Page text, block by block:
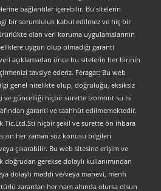
bağlantılar içerebilir. Bu sitelerin
bir sorumluluk kabul edilmez ve hiç bir
olan veri koruma uygulamalarının
uygun olup olmadığı garanti
açıklamadan önce bu sitelerin her birinin
tavsiye ederiz. Feragat: Bu web
genel nitelikte olup, doğruluğu, eksiksiz
ve güncelliği hiçbir surette İzomont su Isi
garanti ve taahhüt edilmemektedir.
hiçbir şekil ve surette ön ihbara
her zaman söz konusu bilgileri
çıkarabilir. Bu web sitesine erişim ve
gerekse dolaylı kullanımından
dolaylı maddi ve/veya manevi, menfi
zarardan her nam altında olursa olsun